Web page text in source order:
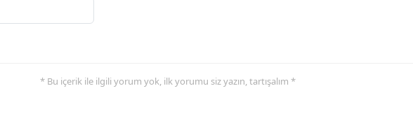
* Bu içerik ile ilgili yorum yok, ilk yorumu siz yazın, tartışalım *